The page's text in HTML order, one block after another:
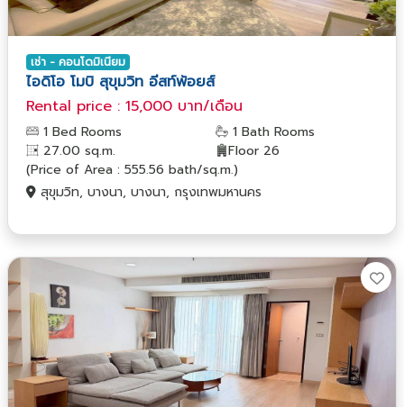
เช่า - คอนโดมิเนียม
ไอดิโอ โมบิ สุขุมวิท อีสท์พ้อยส์
Rental price : 15,000 บาท/เดือน
1 Bed Rooms
1 Bath Rooms
27.00 sq.m.
Floor 26
(Price of Area : 555.56 bath/sq.m.)
สุขุมวิท, บางนา, บางนา, กรุงเทพมหานคร